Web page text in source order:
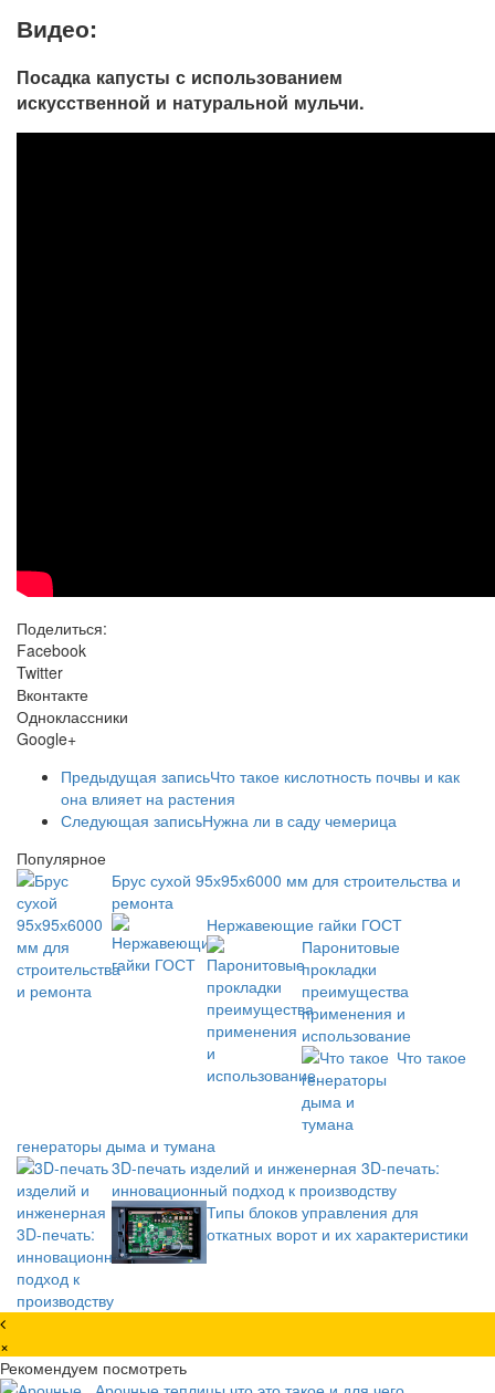
Видео:
Посадка капусты с использованием
искусственной и натуральной мульчи.
Поделиться:
Facebook
Twitter
Вконтакте
Одноклассники
Google+
Предыдущая записьЧто такое кислотность почвы и как
она влияет на растения
Следующая записьНужна ли в саду чемерица
Популярное
Брус сухой 95х95х6000 мм для строительства и
ремонта
Нержавеющие гайки ГОСТ
Паронитовые
прокладки
преимущества
применения и
использование
Что такое
генераторы дыма и тумана
3D-печать изделий и инженерная 3D-печать:
инновационный подход к производству
Типы блоков управления для
откатных ворот и их характеристики
×
Рекомендуем посмотреть